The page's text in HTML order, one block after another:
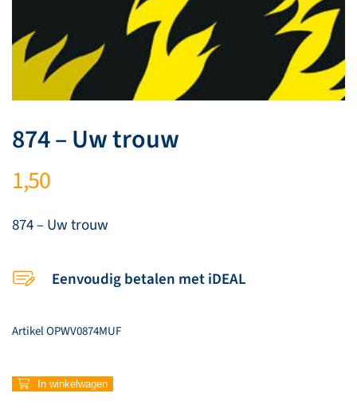
874 – Uw trouw
1,50
874 – Uw trouw
Eenvoudig betalen met iDEAL
ArtikelOPWV0874MUF
874
In winkelwagen